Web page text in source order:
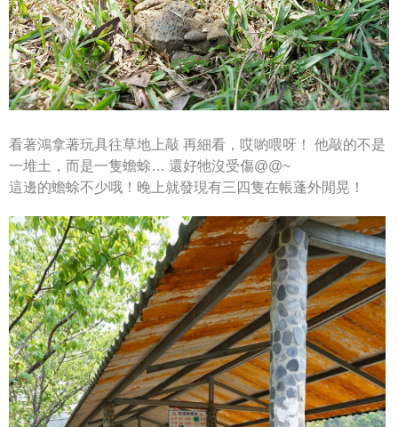
看著鴻拿著玩具往草地上敲 再細看，哎喲喂呀！
他敲的不是
一堆土，而是一隻蟾蜍… 還好牠沒受傷@@~
這邊的蟾蜍不少哦！晚上就發現有三四隻在帳蓬外閒晃！